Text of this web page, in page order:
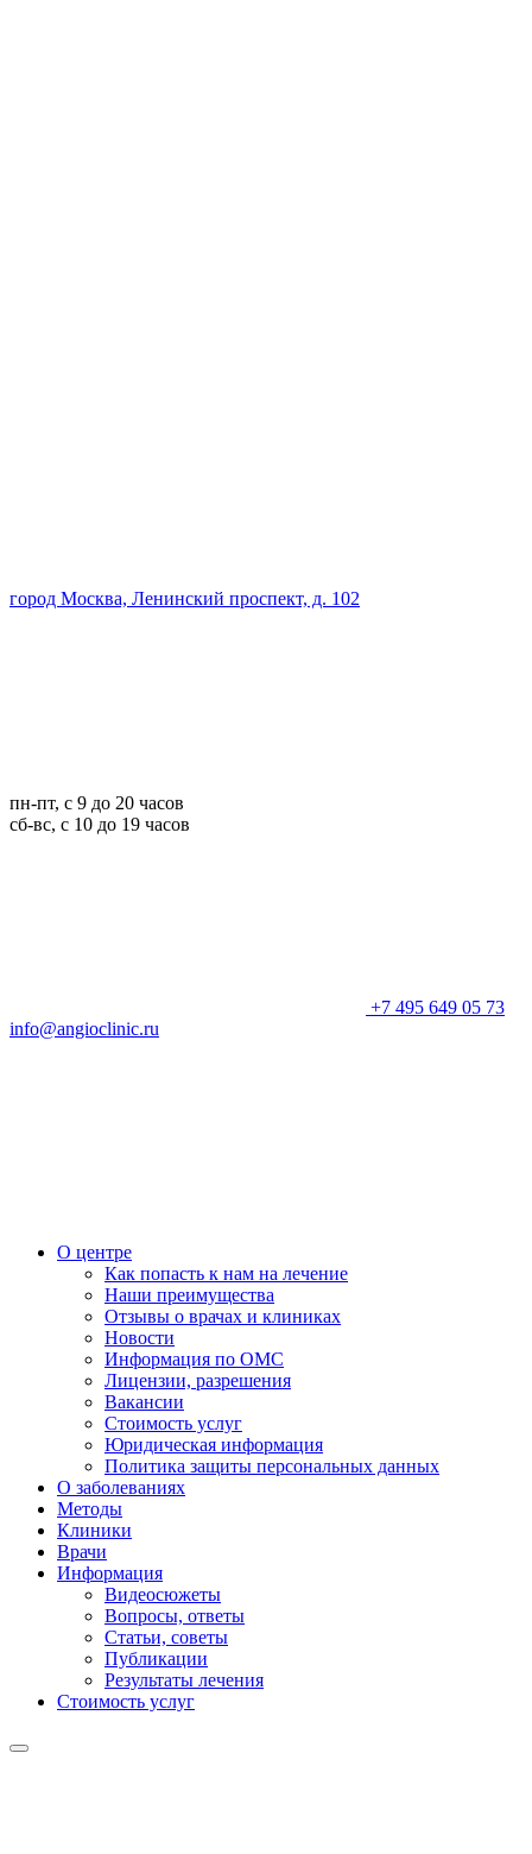
город Москва, Ленинский проспект, д. 102
пн-пт, с 9 до 20 часов
сб-вс, с 10 до 19 часов
+7 495 649 05 73
info@angioclinic.ru
О центре
Как попасть к нам на лечение
Наши преимущества
Отзывы о врачах и клиниках
Новости
Информация по ОМС
Лицензии, разрешения
Вакансии
Стоимость услуг
Юридическая информация
Политика защиты персональных данных
О заболеваниях
Методы
Клиники
Врачи
Информация
Видеосюжеты
Вопросы, ответы
Статьи, советы
Публикации
Результаты лечения
Стоимость услуг